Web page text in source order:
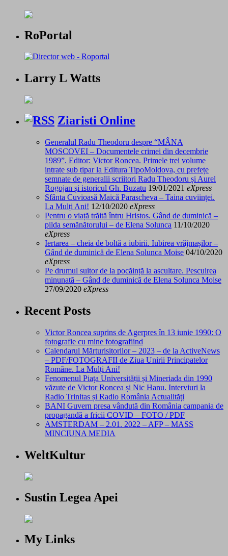
RoPortal
Larry L Watts
Ziaristi Online
Generalul Radu Theodoru despre “MÂNA
MOSCOVEI – Documentele crimei din decembrie
1989”. Editor: Victor Roncea. Primele trei volume
intrate sub tipar la Editura TipoMoldova, cu prefețe
semnate de generalii scriitori Radu Theodoru și Aurel
Rogojan și istoricul Gh. Buzatu 19/01/2021 eXpress
Sfânta Cuvioasă Maică Parascheva – Taina cuviinței.
La Mulți Ani! 12/10/2020 eXpress
Pentru o viață trăită întru Hristos. Gând de duminică –
pilda semănătorului – de Elena Solunca 11/10/2020
eXpress
Iertarea – cheia de boltă a iubirii. Iubirea vrăjmașilor –
Gând de duminică de Elena Solunca Moise 04/10/2020
eXpress
Pe drumul suitor de la pocăință la ascultare. Pescuirea
minunată – Gând de duminică de Elena Solunca Moise
27/09/2020 eXpress
Recent Posts
Victor Roncea suprins de Agerpres în 13 iunie 1990: O
fotografie cu mine fotografiind
Calendarul Mărturisitorilor – 2023 – de la ActiveNews
– PDF/FOTOGRAFII de Ziua Unirii Principatelor
Române. La Mulți Ani!
Fenomenul Piața Universității și Mineriada din 1990
văzute de Victor Roncea și Nic Hanu. Interviuri la
Radio Trinitas și Radio România Actualități
BANI Guvern presa vândută din România campania de
propagandă a fricii COVID – FOTO / PDF
AMSTERDAM – 2.01. 2022 – AFP – MASS
MINCIUNA MEDIA
WeltKultur
Sustin Legea Apei
My Links